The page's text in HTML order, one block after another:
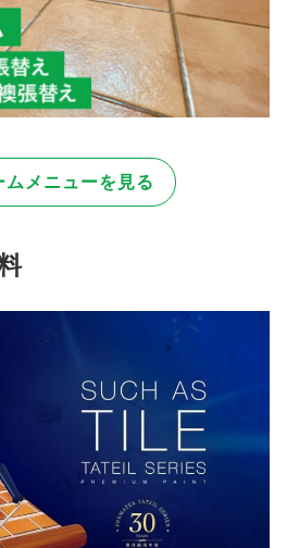
ムメニューを見る